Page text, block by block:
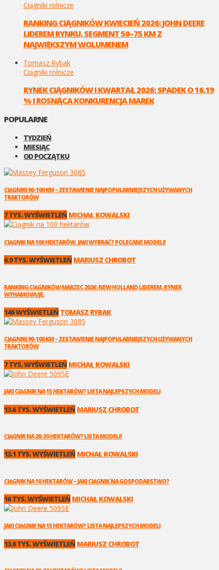
Ciągniki rolnicze
RANKING CIĄGNIKÓW KWIECIEŃ 2026: JOHN DEERE
LIDEREM RYNKU, SEGMENT 50–75 KM Z
NAJWIĘKSZYM WOLUMENEM
Tomasz Rybak
Ciągniki rolnicze
RYNEK CIĄGNIKÓW I KWARTAŁ 2026: SPADEK O 16,19
% I ROSNĄCA KONKURENCJA MAREK
POPULARNE
TYDZIEŃ
MIESIĄC
OD POCZĄTKU
CIĄGNIKI 90-100 KM – ZESTAWIENIE NAJPOPULARNIEJSZYCH UŻYWANYCH
TRAKTORÓW
7 TYS. WYŚWIETLEŃ MICHAŁ KOWALSKI
CIĄGNIK NA 100 HEKTARÓW. JAKI WYBRAĆ? POLECANE MODELE
6.9 TYS. WYŚWIETLEŃ MARIUSZ CHROBOT
RANKING CIĄGNIKÓW MARZEC 2026: NEW HOLLAND LIDEREM, RYNEK
WYHAMOWUJE.
146 WYŚWIETLEŃ TOMASZ RYBAK
CIĄGNIKI 90-100 KM – ZESTAWIENIE NAJPOPULARNIEJSZYCH UŻYWANYCH
TRAKTORÓW
7 TYS. WYŚWIETLEŃ MICHAŁ KOWALSKI
JAKI CIĄGNIK NA 15 HEKTARÓW? LISTA NAJLEPSZYCH MODELI
13.6 TYS. WYŚWIETLEŃ MARIUSZ CHROBOT
CIĄGNIK NA 20-30 HEKTARÓW? LISTA MODELI!
13.1 TYS. WYŚWIETLEŃ MICHAŁ KOWALSKI
CIĄGNIK NA 10 HEKTARÓW – JAKI CIĄGNIK NA GOSPODARSTWO?
16 TYS. WYŚWIETLEŃ MICHAŁ KOWALSKI
JAKI CIĄGNIK NA 15 HEKTARÓW? LISTA NAJLEPSZYCH MODELI
13.6 TYS. WYŚWIETLEŃ MARIUSZ CHROBOT